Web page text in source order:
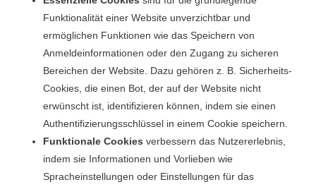
Funktionalität einer Website unverzichtbar und
ermöglichen Funktionen wie das Speichern von
Anmeldeinformationen oder den Zugang zu sicheren
Bereichen der Website. Dazu gehören z. B. Sicherheits-
Cookies, die einen Bot, der auf der Website nicht
erwünscht ist, identifizieren können, indem sie einen
Authentifizierungsschlüssel in einem Cookie speichern.
Funktionale Cookies verbessern das Nutzererlebnis,
indem sie Informationen und Vorlieben wie
Spracheinstellungen oder Einstellungen für das